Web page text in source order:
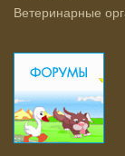
Ветеринарные